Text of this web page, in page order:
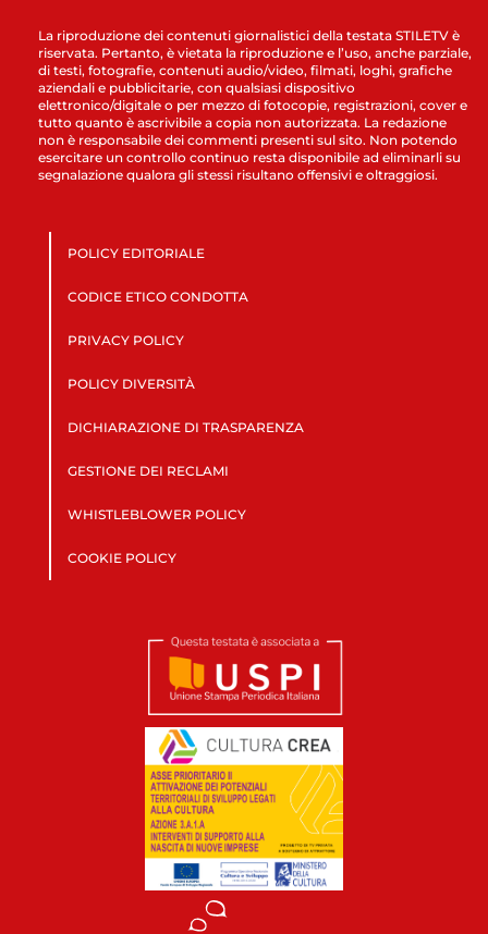
La riproduzione dei contenuti giornalistici della testata STILETV è
riservata. Pertanto, è vietata la riproduzione e l’uso, anche parziale,
di testi, fotografie, contenuti audio/video, filmati, loghi, grafiche
aziendali e pubblicitarie, con qualsiasi dispositivo
elettronico/digitale o per mezzo di fotocopie, registrazioni, cover e
tutto quanto è ascrivibile a copia non autorizzata. La redazione
non è responsabile dei commenti presenti sul sito. Non potendo
esercitare un controllo continuo resta disponibile ad eliminarli su
segnalazione qualora gli stessi risultano offensivi e oltraggiosi.
POLICY EDITORIALE
CODICE ETICO CONDOTTA
PRIVACY POLICY
POLICY DIVERSITÀ
DICHIARAZIONE DI TRASPARENZA
GESTIONE DEI RECLAMI
WHISTLEBLOWER POLICY
COOKIE POLICY